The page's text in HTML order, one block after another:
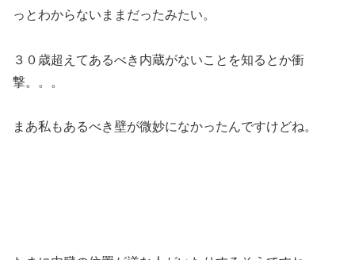
っとわからないままだったみたい。
３０歳超えてあるべき内蔵がないことを知るとか衝
撃。。。
まあ私もあるべき壁が微妙になかったんですけどね。